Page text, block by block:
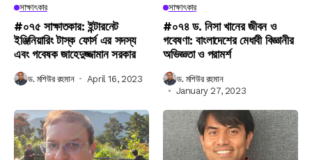
সাক্ষাৎকার
#০৭৫ সাক্ষাতকার: ইন্টারনেট
ইঞ্জিনিয়ারিং টাস্ক ফোর্স এর সদস্য
এবং গবেষক জাহেদুজ্জামান সরকার
ড. মশিউর রহমান April 16, 2023
সাক্ষাৎকার
#০৭৪ ড. নিসা খানের জীবন ও
গবেষণা: বাংলাদেশের মেধাবী বিজ্ঞানীর
অভিজ্ঞতা ও পরামর্শ
ড. মশিউর রহমান
January 27, 2023